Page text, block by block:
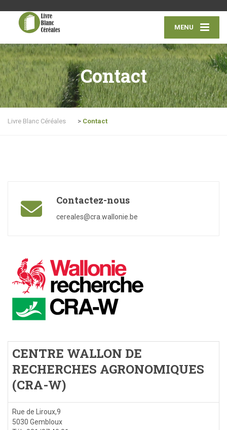
MENU
Contact
Livre Blanc Céréales > Contact
Contactez-nous
cereales@cra.wallonie.be
CENTRE WALLON DE
RECHERCHES AGRONOMIQUES
(CRA-W)
Rue de Liroux,9
5030 Gembloux